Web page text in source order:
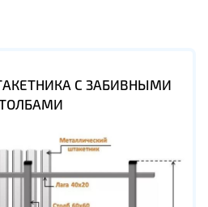
С ЗАБИВНЫМИ